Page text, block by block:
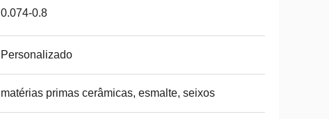
0.074-0.8
Personalizado
matérias primas cerâmicas, esmalte, seixos